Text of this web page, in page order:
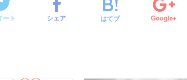
ート シェア はてブ Google+